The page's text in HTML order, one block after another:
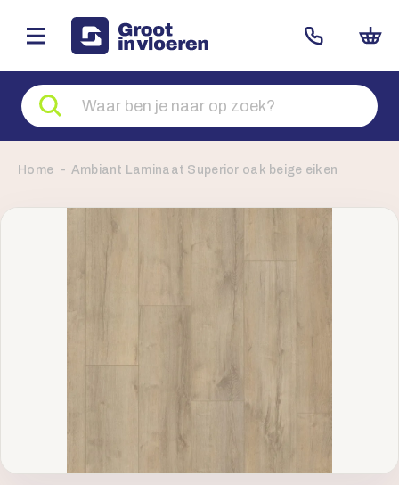
Zoeken
naar
producten
Home Ambiant Laminaat Superior oak beige eiken